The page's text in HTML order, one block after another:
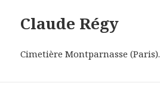
Claude Régy
Cimetière Montparnasse (Paris).